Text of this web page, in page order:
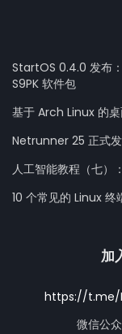
StartOS 0.4.0 发布
S9PK 软件包
基于 Arch Linux 的
Netrunner 25 正式
人工智能教程（七
10 个常见的 Linux 终
加
https://t.me/
微信公